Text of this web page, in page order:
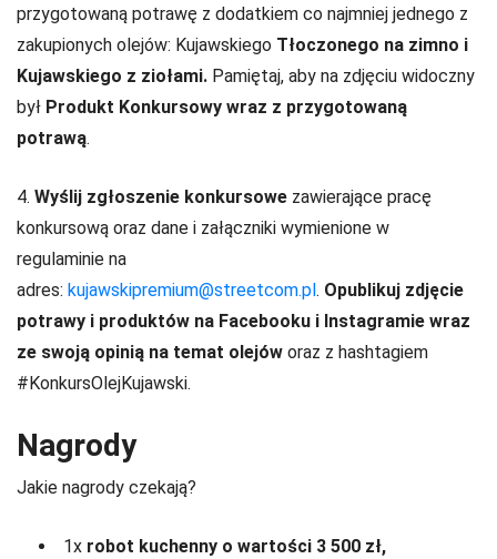
przygotowaną potrawę z dodatkiem co najmniej jednego z
zakupionych olejów: Kujawskiego Tłoczonego na zimno i
Kujawskiego z ziołami. Pamiętaj, aby na zdjęciu widoczny
był Produkt Konkursowy wraz z przygotowaną
potrawą.
4. Wyślij zgłoszenie konkursowe zawierające pracę
konkursową oraz dane i załączniki wymienione w
regulaminie na
adres: kujawskipremium@streetcom.pl. Opublikuj zdjęcie
potrawy i produktów na Facebooku i Instagramie wraz
ze swoją opinią na temat olejów oraz z hashtagiem
#KonkursOlejKujawski.
Nagrody
Jakie nagrody czekają?
1x robot kuchenny o wartości 3 500 zł,